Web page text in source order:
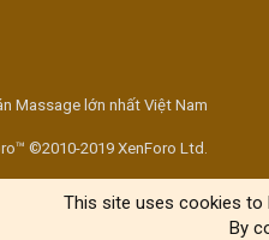
Massage lớn nhất Việt Nam
©2010-2019 XenForo Ltd.
This site uses cookies to
By